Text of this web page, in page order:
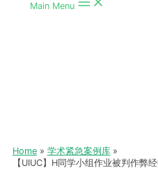
Main Menu
Home
学术紧急案例库
【UIUC】H同学小组作业被判作弊